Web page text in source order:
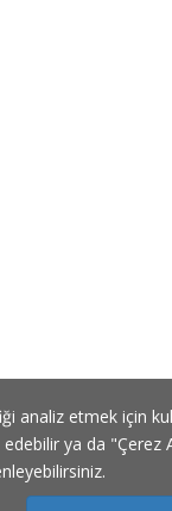
analiz etmek için
ya da "Çerez